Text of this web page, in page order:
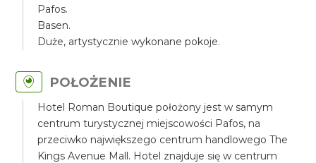
Pafos.
Basen.
Duże, artystycznie wykonane pokoje.
POŁOŻENIE
Hotel Roman Boutique położony jest w samym
centrum turystycznej miejscowości Pafos, na
przeciwko największego centrum handlowego The
Kings Avenue Mall. Hotel znajduje się w centrum